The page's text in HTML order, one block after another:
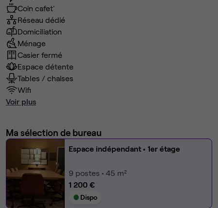
Coin cafet'
Réseau dédié
Domiciliation
Ménage
Casier fermé
Espace détente
Tables / chaises
Wifi
Voir plus
Ma sélection de bureau
Espace indépendant • 1er étage
9 postes • 45 m²
1 200 €
Dispo